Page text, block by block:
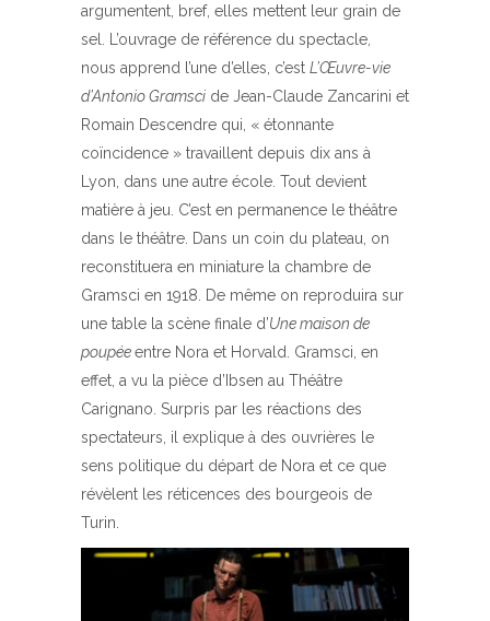
argumentent, bref, elles mettent leur grain de
sel. L’ouvrage de référence du spectacle,
nous apprend l’une d’elles, c’est L’Œuvre-vie
d’Antonio Gramsci de Jean-Claude Zancarini et
Romain Descendre qui, « étonnante
coïncidence » travaillent depuis dix ans à
Lyon, dans une autre école. Tout devient
matière à jeu. C’est en permanence le théâtre
dans le théâtre. Dans un coin du plateau, on
reconstituera en miniature la chambre de
Gramsci en 1918. De même on reproduira sur
une table la scène finale d’Une maison de
poupéeentre Nora et Horvald. Gramsci, en
effet, a vu la pièce d’Ibsen au Théâtre
Carignano. Surpris par les réactions des
spectateurs, il explique à des ouvrières le
sens politique du départ de Nora et ce que
révèlent les réticences des bourgeois de
Turin.